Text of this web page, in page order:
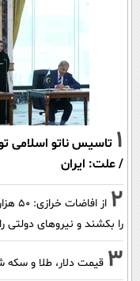
1 تاسیس ناتو اسلامی
/ علت: ایران
2
از
را بکشند و نیرو‌های دولتی
3 قیمت دلار، طلا و سکه شنبه ۱۷ مرداد ۱۴۰۵